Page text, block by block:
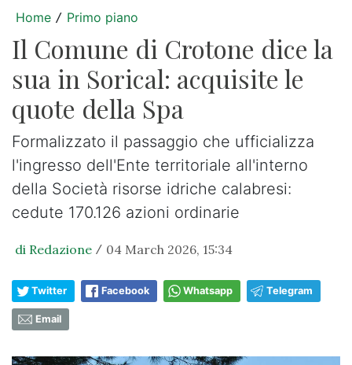
Home / Primo piano
Il Comune di Crotone dice la
sua in Sorical: acquisite le
quote della Spa
Formalizzato il passaggio che ufficializza
l'ingresso dell'Ente territoriale all'interno
della Società risorse idriche calabresi:
cedute 170.126 azioni ordinarie
di Redazione / 04 March 2026, 15:34
Twitter Facebook Whatsapp Telegram
Email